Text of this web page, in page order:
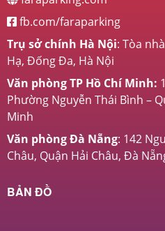
fb.com/faraparking
Trụ sở chính Hà Nội: Tòa
Hạ, Đống Đa, Hà Nội
Văn phòng TP Hồ Chí Minh:
Phường Nguyễn Thái Bình –
Minh
Văn phòng Đà Nẵng: 142
Châu, Quận Hải Châu, Đà
BẢN ĐỒ